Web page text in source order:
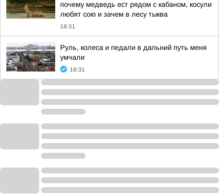
почему медведь ест рядом с кабаном, косули
любят сою и зачем в лесу тыква
18:31
Руль, колеса и педали в дальний путь меня
умчали
18:31